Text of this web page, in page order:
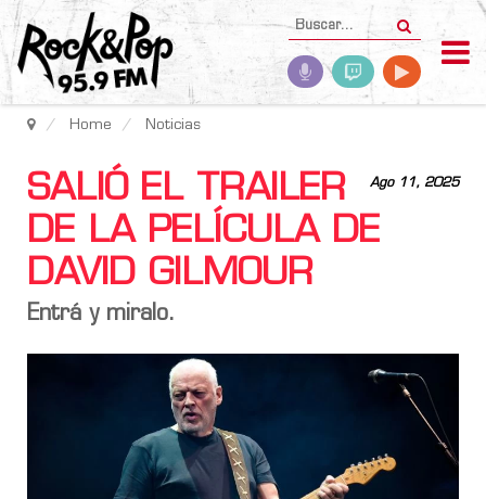
Home Noticias
Ago 11, 2025
SALIÓ EL TRAILER
DE LA PELÍCULA DE
DAVID GILMOUR
Entrá y miralo.